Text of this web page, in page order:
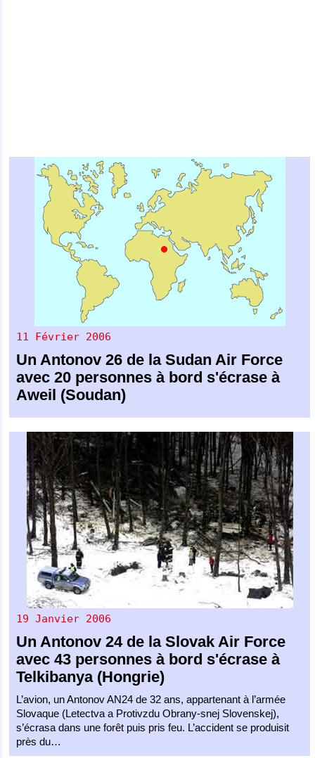
11 Février 2006
UnAntonov 26 de laSudan Air Force
avec 20 personnes à bord s'écrase à
Aweil (Soudan)
19 Janvier 2006
UnAntonov 24de laSlovak Air Force
avec 43 personnes à bord s'écrase à
Telkibanya (Hongrie)
L’avion, un Antonov AN24 de 32 ans, appartenant à l’armée
Slovaque (Letectva a Protivzdu Obrany-snej Slovenskej),
s’écrasa dans une forêt puis pris feu. L’accident se produisit
près du…